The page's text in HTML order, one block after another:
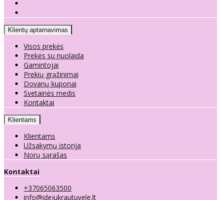
Klientų aptarnavimas
Visos prekės
Prekės su nuolaida
Gamintojai
Prekių grąžinimai
Dovanų kuponai
Svetainės medis
Kontaktai
Klientams
Klientams
Užsakymų istorija
Norų sąrašas
Kontaktai
+37065063500
info@idejukrautuvele.lt